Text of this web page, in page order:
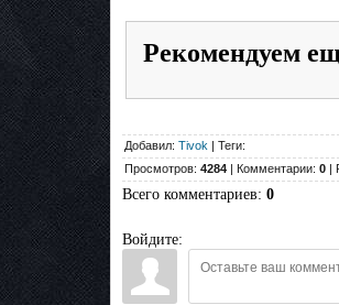
Рекомендуем
Добавил: Tivok | Теги:
Просмотров: 4284 | Комментарии: 0 |
Всего комментариев: 0
Войдите: